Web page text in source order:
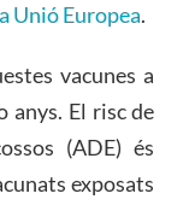
Unió Europea.
vacunes a
anys. El risc de
(ADE) és
exposats